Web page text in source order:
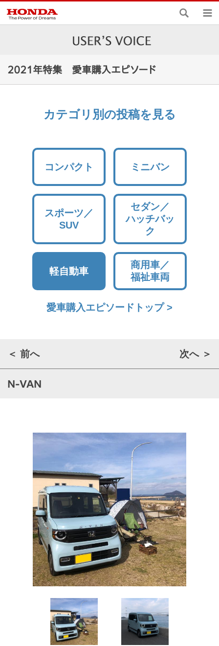
2021年特集 愛車購入エピソード
カテゴリ別の投稿を見る
コンパクト ミニバン
スポーツ／
SUV
セダン／
ハッチバッ
ク
軽自動車
商用車／
福祉車両
愛車購入エピソードトップ >
＜ 前へ 次へ ＞
N-VAN